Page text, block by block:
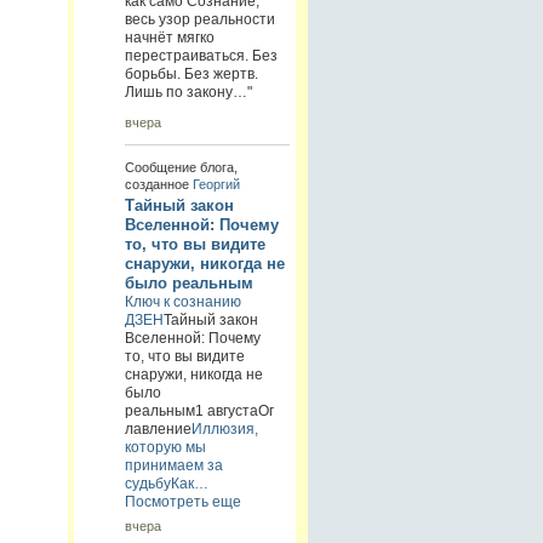
весь узор реальности
начнёт мягко
перестраиваться. Без
борьбы. Без жертв.
Лишь по закону…"
вчера
Сообщение блога,
созданное Георгий
Тайный закон
Вселенной: Почему
то, что вы видите
снаружи, никогда не
было реальным
Ключ к сознанию
ДЗЕНТайный закон
Вселенной: Почему
то, что вы видите
снаружи, никогда не
было
реальным1 августаОг
лавлениеИллюзия,
которую мы
принимаем за
судьбуКак…
Посмотреть еще
вчера